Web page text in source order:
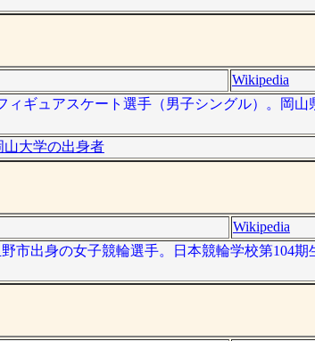
Wikipedia
ィギュアスケート選手（男子シングル）。岡山
山大学の出身者
Wikipedia
市出身の女子競輪選手。日本競輪学校第104